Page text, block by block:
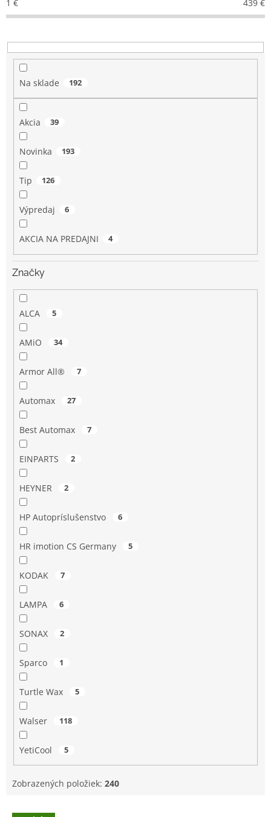
p
d
1 € 439 €
Na sklade 192
Akcia 39
Novinka 193
Tip 126
Výpredaj 6
AKCIA NA PREDAJNI 4
Značky
ALCA 5
AMiO 34
Armor All® 7
Automax 27
Best Automax 7
EINPARTS 2
HEYNER 2
HP Autopríslušenstvo 6
HR imotion CS Germany 5
KODAK 7
LAMPA 6
SONAX 2
Sparco 1
Turtle Wax 5
Walser 118
YetiCool 5
Zobrazených položiek: 240
V